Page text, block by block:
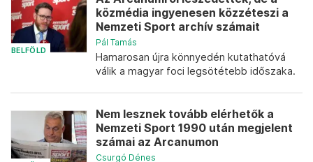
BELFÖLD
közmédia ingyenesen közzéteszi a
Nemzeti Sport archív számait
Pál Tamás
Hamarosan újra könnyedén kutathatóvá
válik a magyar foci legsötétebb időszaka.
Nem lesznek tovább elérhetők a
Nemzeti Sport 1990 után megjelent
számai az Arcanumon
Csurgó Dénes